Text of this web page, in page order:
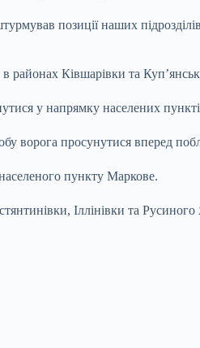
позиції наших
в районах Ківшарівки та
у напрямку населених
ворога просунутися вперед
пункту Маркове.
Іллінівки та